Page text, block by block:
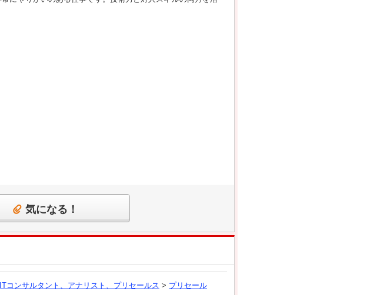
気になる！
ITコンサルタント、アナリスト、プリセールス > プリセール